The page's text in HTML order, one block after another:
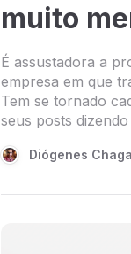
muito
É assustadora a
empresa em que
Tem se tornado
seus posts
Diógenes